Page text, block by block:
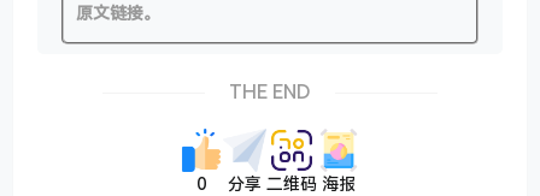
原文链接。
THE END
0 分享 二维码 海报